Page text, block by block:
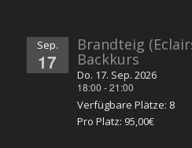
Sep.
17
Brandteig
Backkurs
Do. 17. Sep. 2026
18:00 -21:00
Verfügbare Plätze: 8
Pro Platz: 95,00€